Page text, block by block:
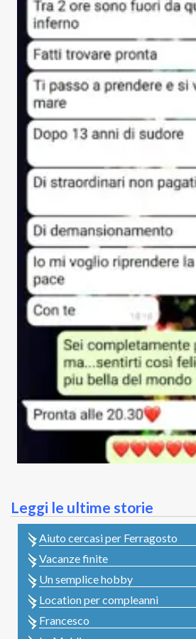
Leggi le ultime storie
Aiuto cercasi per Ferragosto
Vacanze finite
Un semplice hobby
Location per compleanni
Francesco